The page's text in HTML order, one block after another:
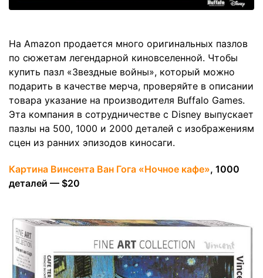
На Amazon продается много оригинальных пазлов
по сюжетам легендарной киновселенной. Чтобы
купить пазл «Звездные войны», который можно
подарить в качестве мерча, проверяйте в описании
товара указание на производителя Buffalo Games.
Эта компания в сотрудничестве с Disney выпускает
пазлы на 500, 1000 и 2000 деталей с изображениям
сцен из ранних эпизодов киносаги.
Картина Винсента Ван Гога «Ночное кафе», 1000
деталей — $20